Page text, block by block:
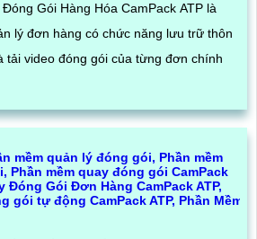
Gói Hàng Hóa CamPack ATP là
lý đơn hàng có chức năng lưu trữ thôn
tải video đóng gói của từng đơn chính